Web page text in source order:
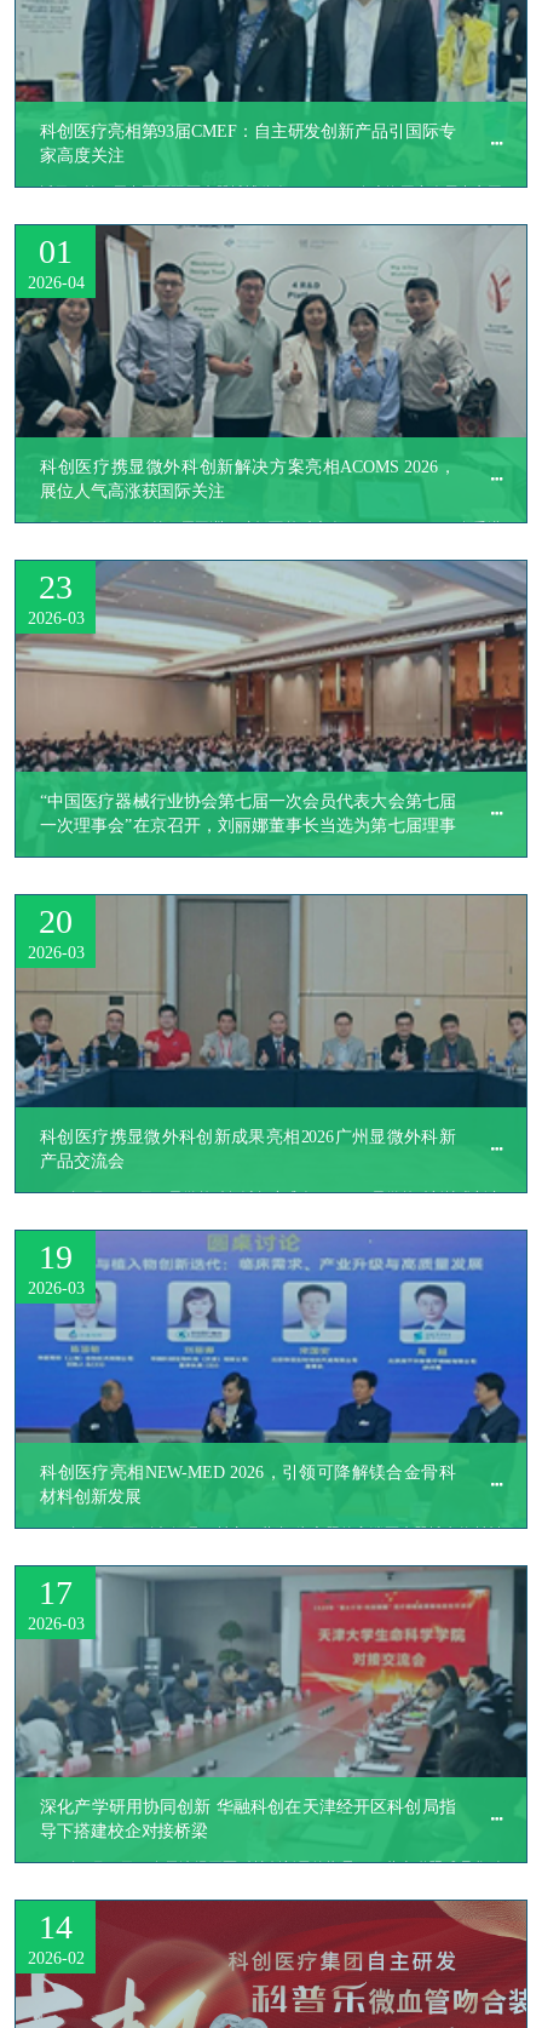
科创医疗亮相第93届CMEF：自主研发创新产品引国际专
家高度关注
​近日，第93届中国国际医疗器械博览会（CMEF）在上海国家会展中心圆
和地区的近5000家品牌企业，吸引超30万专业观众。科创医疗携多项自主
研发的创新器械产品亮相，凭借差异化的产品定位及直观可操作的现场演
示，成为展会现场的一大亮点。
科创医疗携显微外科创新解决方案亮相ACOMS 2026，
展位人气高涨获国际关注
​3月27日至29日，第17届亚洲口腔颌面外科大会（ACOMS 2026）在香港
01
2026-04
“中国医疗器械行业协会第七届一次会员代表大会第七届
一次理事会”在京召开，刘丽娜董事长当选为第七届理事
23
2026-03
科创医疗携显微外科创新成果亮相2026广州显微外科新
产品交流会
​2026年3月14-15日，显微外科领域年度盛会——2026显微外科新技术新产
显微外科分会常务副理事长单位，科创医疗受邀出席，并在会上全面展示
了一系列自主创新、打破进口壁垒的显微外科创新成果，以实际行动诠释
民族医疗器械企业的技术突破与使命担当。
20
2026-03
科创医疗亮相NEW-MED 2026，引领可降解镁合金骨科
材料创新发展
​2026年3月17日，以“洞见・材变・共赢”为主题的高端医疗器械生物材料
总监张总应邀出席，分别在骨科材料与齿科材料前沿会场发表主题演讲，
并参与圆桌论坛，展现了科创医疗在可降解镁合金领域的深厚积累与前瞻
布局。
19
2026-03
深化产学研用协同创新 华融科创在天津经开区科创局指
导下搭建校企对接桥梁
​2026年3月10日，在天津经开区科技创新局的指导下，萤火联盟成员华融
司、天津大学生命科学学院共同主办的“萤火计划·科创赋能”医疗器械成
果转化高校行暨天津大学生命科学学院对接交流专场活动，在华融科创生
物科技（天津）有限公司成功举办。本次活动旨在搭建高校科研资源与企
业产业需求深度对接的桥梁，为区域医疗器械产业高质量发展注入新动
能。
17
2026-03
14
2026-02